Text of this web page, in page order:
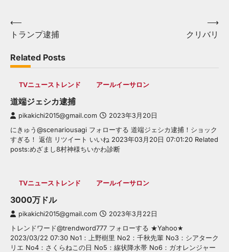
Post
navigation
⟵
トランプ逮捕
クリバリ
⟶
Related Posts
TVニューストレンド アールイーサロン
道端ジェシカ逮捕
pikakichi2015@gmail.com 2023年3月20日
にきゅう@scenariousagi フォローする 道端ジェシカ逮捕！ショック
すぎる！ 返信 リツイート いいね 2023年03月20日 07:01:20 Related
posts:めざまし8村神様ちいかわ診断
TVニューストレンド アールイーサロン
3000万ドル
pikakichi2015@gmail.com 2023年3月22日
トレンドワード@trendword777 フォローする ★Yahoo★
2023/03/22 07:30 No1：上野樹里 No2：千秋先輩 No3：シアターク
リエ No4：さくらねこの日 No5：線状降水帯 No6：ガオレンジャー